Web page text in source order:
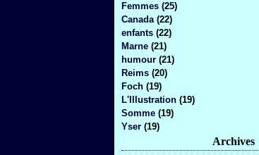
Femmes (25)
Canada (22)
enfants (22)
Marne (21)
humour (21)
Reims (20)
Foch (19)
L'Illustration (19)
Somme (19)
Yser (19)
Archives